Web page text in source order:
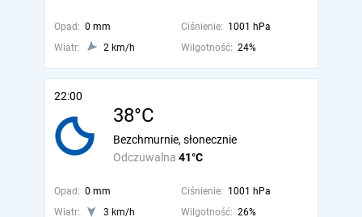
Opad: 0 mm Ciśnienie: 1001 hPa
Wiatr:
2 km/h Wilgotność: 24%
22:00
38°C
Odczuwalna 41°C
Bezchmurnie, słonecznie
Opad: 0 mm Ciśnienie: 1001 hPa
Wiatr:
3 km/h Wilgotność: 26%